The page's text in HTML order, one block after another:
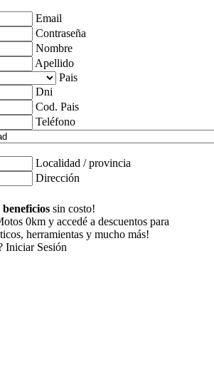
Email
Contraseña
Nombre
Apellido
Pais
Dni
Cod. Pais
Teléfono
Localidad / provincia
Dirección
sin costo!
0km y accedé a descuentos para
herramientas y mucho más!
Iniciar Sesión